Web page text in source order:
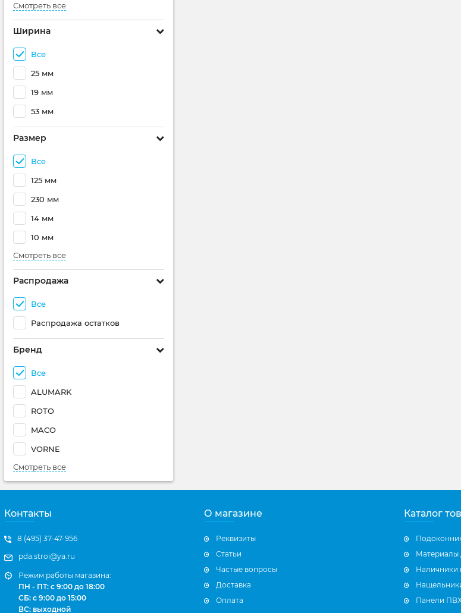
Смотреть все
Ширина
Все
25 мм
19 мм
53 мм
Размер
Все
125 мм
230 мм
14 мм
10 мм
Смотреть все
Распродажа
Все
Распродажа остатков
Бренд
Все
ALUMARK
ROTO
MACO
VORNE
Смотреть все
Контакты
8 (495) 37-47-956
pda.stroi@ya.ru
Режим работы магазина:
ПН - ПТ: с 9:00 до 18:00
СБ: с 9:00 до 15:00
ВС: выходной
О магазине
Реквизиты
Статьи
Частые вопросы
Доставка
Оплата
Каталог
Материалы
Наличники
Панели